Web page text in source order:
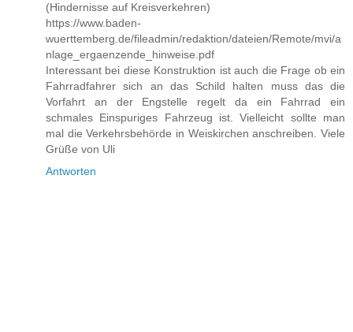
(Hindernisse auf Kreisverkehren)
https://www.baden-
wuerttemberg.de/fileadmin/redaktion/dateien/Remote/mvi/a
nlage_ergaenzende_hinweise.pdf
Interessant bei diese Konstruktion ist auch die Frage ob ein
Fahrradfahrer sich an das Schild halten muss das die
Vorfahrt an der Engstelle regelt da ein Fahrrad ein
schmales Einspuriges Fahrzeug ist. Vielleicht sollte man
mal die Verkehrsbehörde in Weiskirchen anschreiben. Viele
Grüße von Uli
Antworten